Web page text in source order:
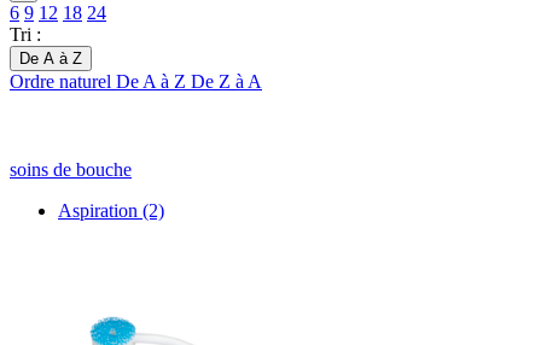
6 9 12 18 24
Tri :
De A à Z
Ordre naturel De A à Z De Z à A
soins de bouche
Aspiration (2)